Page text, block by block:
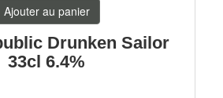
Ajouter au panier
Drunken Sailor
33cl 6.4%